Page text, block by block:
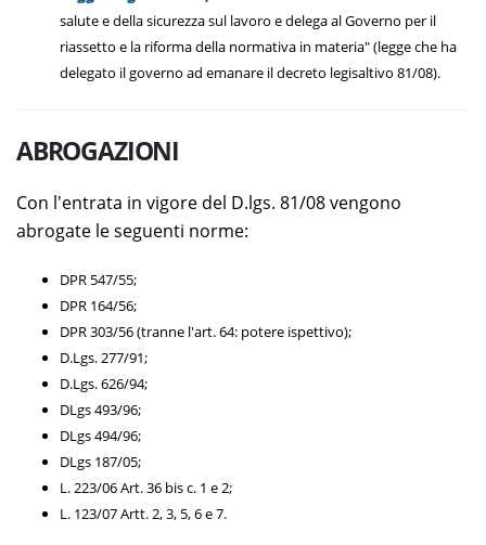
salute e della sicurezza sul lavoro e delega al Governo per il
riassetto e la riforma della normativa in materia" (legge che ha
delegato il governo ad emanare il decreto legisaltivo 81/08).
ABROGAZIONI
Con l'entrata in vigore del D.lgs. 81/08 vengono
abrogate le seguenti norme:
DPR 547/55;
DPR 164/56;
DPR 303/56 (tranne l'art. 64: potere ispettivo);
D.Lgs. 277/91;
D.Lgs. 626/94;
DLgs 493/96;
DLgs 494/96;
DLgs 187/05;
L. 223/06 Art. 36 bis c. 1 e 2;
L. 123/07 Artt. 2, 3, 5, 6 e 7.